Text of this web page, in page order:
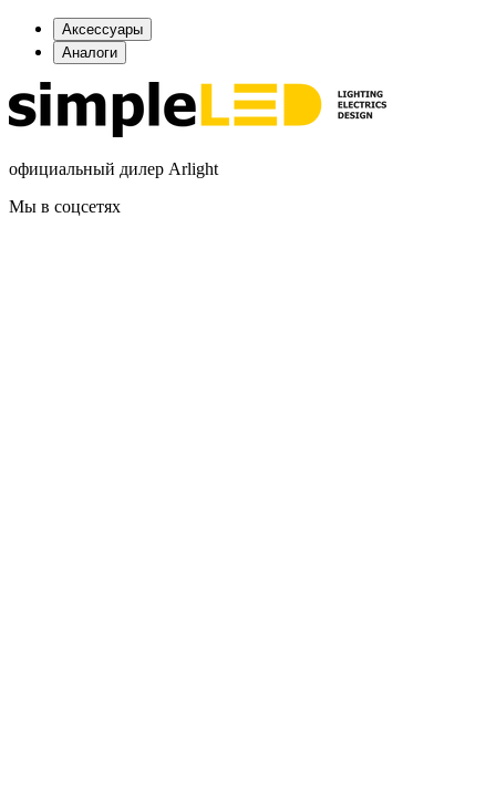
Аксессуары
Аналоги
официальный дилер Arlight
Мы в соцсетях